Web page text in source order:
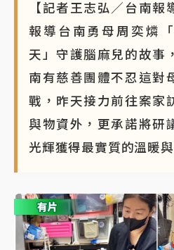
【記者王志弘／台南報
報導台南勇母周奕燐
天」守護腦麻兒的故事
南有慈善團體不忍這對
戰，昨天接力前往案家
與物資外，更承諾將研
光輝獲得最實質的溫暖與